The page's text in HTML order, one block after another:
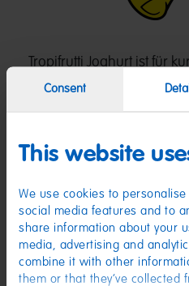
Consent
This website
We use cookies to
social media features and to
share information about your
media, advertising and
combine it with other
them or that they’ve collected
Tropifrutti Joghurt ist für
(D) Schaumzucker | Zutaten:
Säuerungsmittel: Citronensäure;
Rettich, Apfel, Spirulina, Zitrone,
Sonnenblumenöl; Aroma;
Kann Spuren von MILCH, WEIZEN
Nährwerte